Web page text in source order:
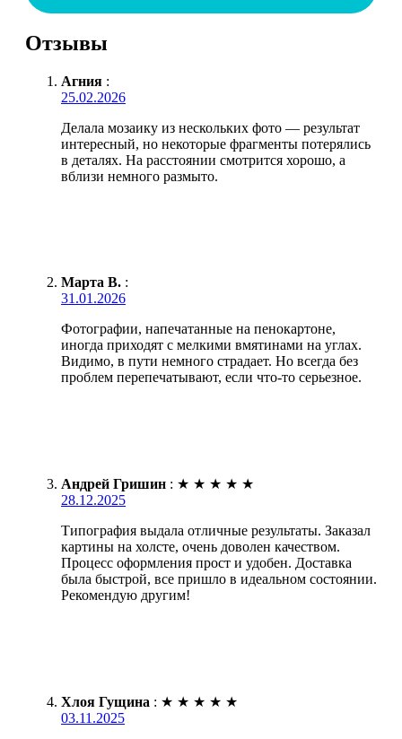
Отзывы
Агния :
25.02.2026
Делала мозаику из нескольких фото — результат
интересный, но некоторые фрагменты потерялись
в деталях. На расстоянии смотрится хорошо, а
вблизи немного размыто.
Марта В. :
31.01.2026
Фотографии, напечатанные на пенокартоне,
иногда приходят с мелкими вмятинами на углах.
Видимо, в пути немного страдает. Но всегда без
проблем перепечатывают, если что-то серьезное.
Андрей Гришин : ★ ★ ★ ★ ★
28.12.2025
Типография выдала отличные результаты. Заказал
картины на холсте, очень доволен качеством.
Процесс оформления прост и удобен. Доставка
была быстрой, все пришло в идеальном состоянии.
Рекомендую другим!
Хлоя Гущина : ★ ★ ★ ★ ★
03.11.2025